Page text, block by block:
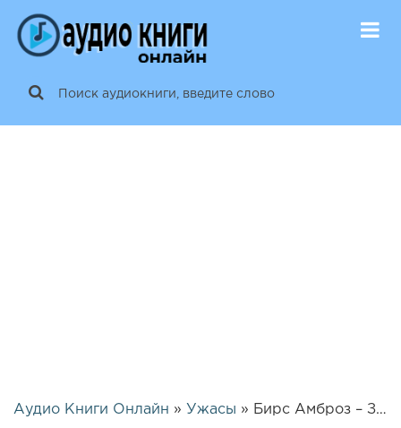
Аудио Книги Онлайн » Ужасы » Бирс Амброз – Заколоченное окно | 25782